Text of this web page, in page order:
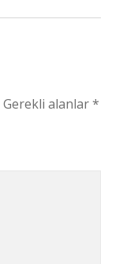
Gerekli alanlar*